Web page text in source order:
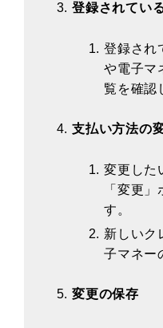
登録されてい
登録され
や電子マ
覧を確認
支払い方法の
変更した
「変更
す。
新しいク
子マネー
変更の保存